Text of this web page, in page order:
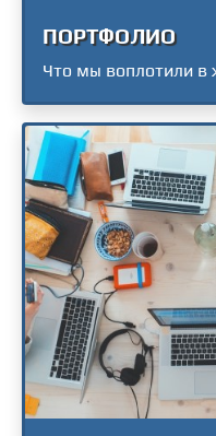
ПОРТФОЛИО
Что мы воплотили в